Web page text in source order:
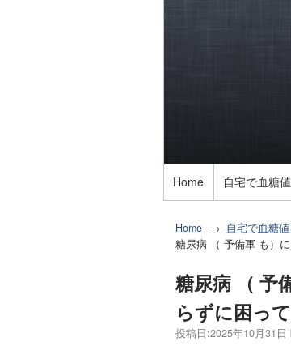
Home 自宅で血糖
Home 自宅で血糖
糖尿病 （ 予備軍 も）
糖尿病 （ 予
らずに困っ
投稿日:2025年10月31日